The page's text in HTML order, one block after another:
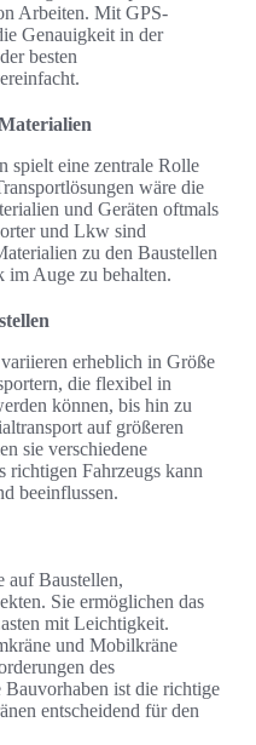
Arbeiten. Mit GPS-
Genauigkeit in der
besten
spielt eine zentrale Rolle
wäre die
und Geräten oftmals
und Lkw sind
zu den Baustellen
im Auge zu behalten.
erheblich in Größe
die flexibel in
können, bis hin zu
auf größeren
sie verschiedene
Fahrzeugs kann
beeinflussen.
auf Baustellen,
Sie ermöglichen das
mit Leichtigkeit.
und Mobilkräne
des
ist die richtige
entscheidend für den